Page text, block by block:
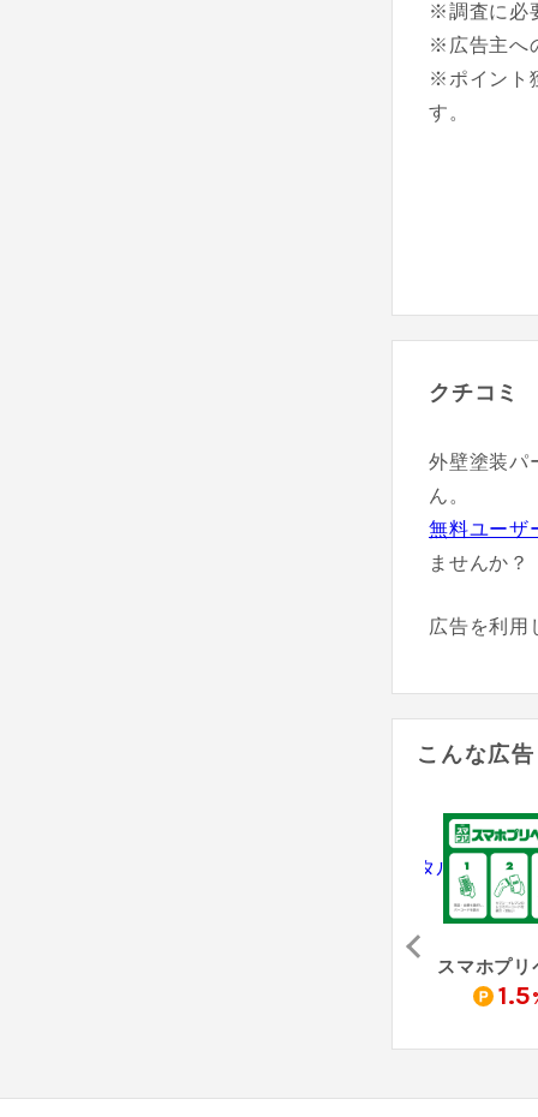
※調査に必
※広告主へ
※ポイント
す。
クチコミ
外壁塗装パ
ん。
無料ユーザ
ませんか？
広告を利用
こんな広
1.5